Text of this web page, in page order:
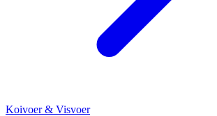
Koivoer & Visvoer